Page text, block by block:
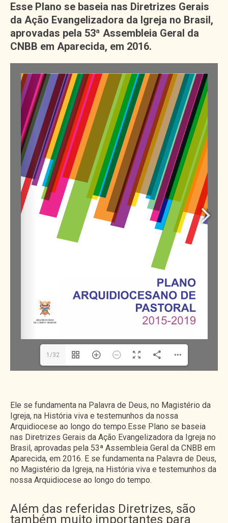
Esse Plano se baseia nas Diretrizes Gerais
da Ação Evangelizadora da Igreja no Brasil,
aprovadas pela 53ª Assembleia Geral da
CNBB em Aparecida, em 2016.
1/32
Ele se fundamenta na Palavra de Deus, no Magistério da
Igreja, na História viva e testemunhos da nossa
Arquidiocese ao longo do tempo.Esse Plano se baseia
nas Diretrizes Gerais da Ação Evangelizadora da Igreja no
Brasil, aprovadas pela 53ª Assembleia Geral da CNBB em
Aparecida, em 2016. E se fundamenta na Palavra de Deus,
no Magistério da Igreja, na História viva e testemunhos da
nossa Arquidiocese ao longo do tempo.
Além das referidas Diretrizes, são
também muito importantes para